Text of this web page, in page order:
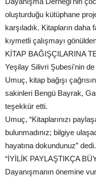
oluşturduğu kütüphane
karşıladık. Kitapların
kıymetli çalışmayı
KİTAP BAĞIŞÇILARINA
Yeşilay Silivri Şubesi'nin
Umuç, kitap bağışı
sakinleri Bengü Bayrak,
teşekkür etti.
Umuç, “Kitaplarınızı
bulunmadınız; bilgiye
hayatına dokundunuz” dedi.
“İYİLİK PAYLAŞTIKÇA
Dayanışmanın önemine